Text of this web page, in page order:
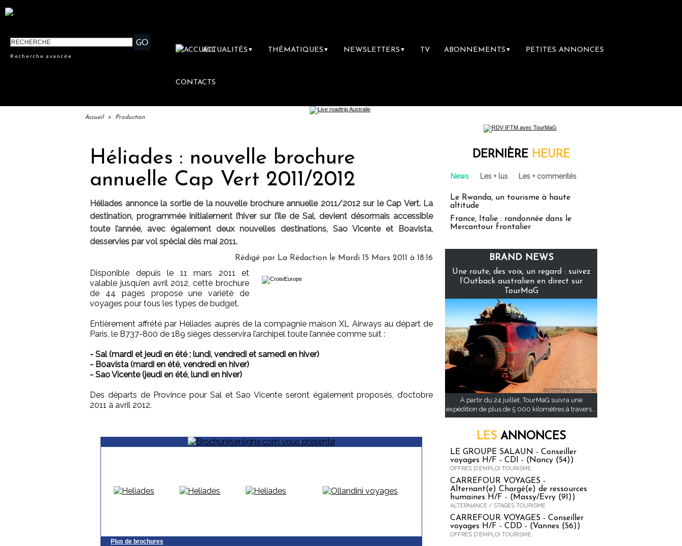
Recherche avancée
ACTUALITÉS ▼ THÉMATIQUES ▼ NEWSLETTERS ▼ TV ABONNEMENTS ▼ PETITES ANNONCES
CONTACTS
Accueil > Production
Héliades : nouvelle brochure
annuelle Cap Vert 2011/2012
Héliades annonce la sortie de la nouvelle brochure annuelle 2011/2012 sur le Cap Vert. La
destination, programmée initialement l’hiver sur l’île de Sal, devient désormais accessible
toute l’année, avec également deux nouvelles destinations, Sao Vicente et Boavista,
desservies par vol spécial dès mai 2011.
Rédigé par La Rédaction le Mardi 15 Mars 2011 à 18:16
Disponible depuis le 11 mars 2011 et
valable jusqu’en avril 2012, cette brochure
de 44 pages propose une variété de
voyages pour tous les types de budget.
Entièrement affrété par Héliades auprès de la compagnie maison XL Airways au départ de
Paris, le B737-800 de 189 sièges desservira l’archipel toute l’année comme suit :
- Sal (mardi et jeudi en été ; lundi, vendredi et samedi en hiver)
- Boavista (mardi en été, vendredi en hiver)
- Sao Vicente (jeudi en été, lundi en hiver)
Des départs de Province pour Sal et Sao Vicente seront également proposés, d’octobre
2011 à avril 2012.
Plus de brochures
DERNIÈRE HEURE
News Les + lus Les + commentés
Le Rwanda, un tourisme à haute
altitude
France, Italie : randonnée dans le
Mercantour frontalier
BRAND NEWS
Une route, des voix, un regard : suivez
l’Outback australien en direct sur
TourMaG
À partir du 24 juillet, TourMaG suivra une
expédition de plus de 5 000 kilomètres à travers...
LES ANNONCES
LE GROUPE SALAUN - Conseiller
voyages H/F - CDI - (Nancy (54))
OFFRES D'EMPLOI TOURISME
CARREFOUR VOYAGES -
Alternant(e) Chargé(e) de ressources
humaines H/F - (Massy/Evry (91))
ALTERNANCE / STAGES TOURISME
CARREFOUR VOYAGES - Conseiller
voyages H/F - CDD - (Vannes (56))
OFFRES D'EMPLOI TOURISME